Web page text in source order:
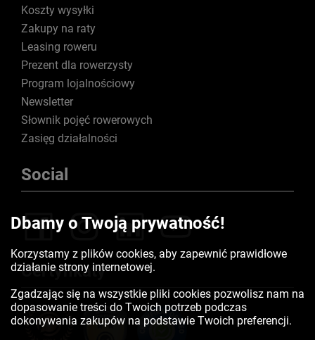
Koszty wysyłki
Zakupy na raty
Leasing roweru
Prezent dla rowerzysty
Program lojalnościowy
Newsletter
Słownik pojęć rowerowych
Zasięg działalności
Social
Certyfikaty
Dbamy o Twoją prywatność!
Korzystamy z plików cookies, aby zapewnić prawidłowe
działanie strony internetowej.
Zgadzając się na wszystkie pliki cookies pozwolisz nam na
dopasowanie treści do Twoich potrzeb podczas
dokonywania zakupów na podstawie Twoich preferencji.